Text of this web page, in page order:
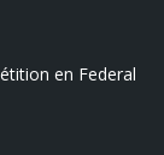
en Federal